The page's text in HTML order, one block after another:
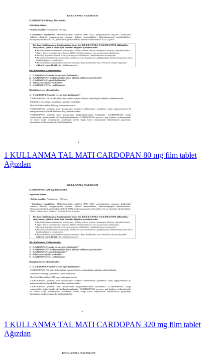
1 KULLANMA TAL MATI CARDOPAN 80 mg film tablet
Ağızdan
1 KULLANMA TAL MATI CARDOPAN 320 mg film tablet
Ağızdan